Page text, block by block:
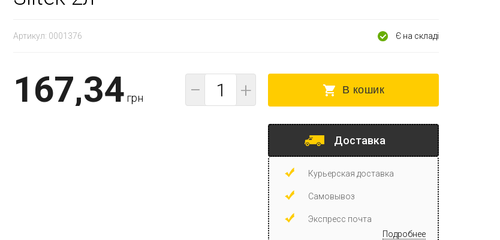
Артикул: 0001376 Є на складі
167,34 грн − + В кошик
Доставка
Курьерская доставка
Самовывоз
Экспресс почта
Подробнее